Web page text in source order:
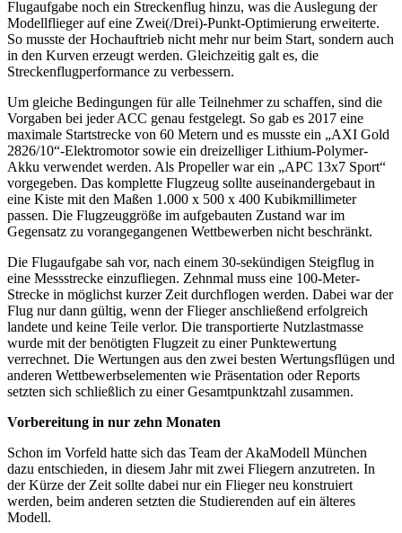
Flugaufgabe noch ein Streckenflug hinzu, was die Auslegung der
Modellflieger auf eine Zwei(/Drei)-Punkt-Optimierung erweiterte.
So musste der Hochauftrieb nicht mehr nur beim Start, sondern auch
in den Kurven erzeugt werden. Gleichzeitig galt es, die
Streckenflugperformance zu verbessern.
Um gleiche Bedingungen für alle Teilnehmer zu schaffen, sind die
Vorgaben bei jeder ACC genau festgelegt. So gab es 2017 eine
maximale Startstrecke von 60 Metern und es musste ein „AXI Gold
2826/10“-Elektromotor sowie ein dreizelliger Lithium-Polymer-
Akku verwendet werden. Als Propeller war ein „APC 13x7 Sport“
vorgegeben. Das komplette Flugzeug sollte auseinandergebaut in
eine Kiste mit den Maßen 1.000 x 500 x 400 Kubikmillimeter
passen. Die Flugzeuggröße im aufgebauten Zustand war im
Gegensatz zu vorangegangenen Wettbewerben nicht beschränkt.
Die Flugaufgabe sah vor, nach einem 30-sekündigen Steigflug in
eine Messstrecke einzufliegen. Zehnmal muss eine 100-Meter-
Strecke in möglichst kurzer Zeit durchflogen werden. Dabei war der
Flug nur dann gültig, wenn der Flieger anschließend erfolgreich
landete und keine Teile verlor. Die transportierte Nutzlastmasse
wurde mit der benötigten Flugzeit zu einer Punktewertung
verrechnet. Die Wertungen aus den zwei besten Wertungsflügen und
anderen Wettbewerbselementen wie Präsentation oder Reports
setzten sich schließlich zu einer Gesamtpunktzahl zusammen.
Vorbereitung in nur zehn Monaten
Schon im Vorfeld hatte sich das Team der AkaModell München
dazu entschieden, in diesem Jahr mit zwei Fliegern anzutreten. In
der Kürze der Zeit sollte dabei nur ein Flieger neu konstruiert
werden, beim anderen setzten die Studierenden auf ein älteres
Modell.